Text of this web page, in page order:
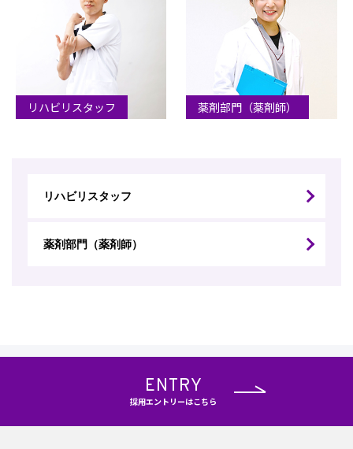
リハビリスタッフ 薬剤部門（薬剤師）
リハビリスタッフ
薬剤部門（薬剤師）
ENTRY
採用エントリーはこちら